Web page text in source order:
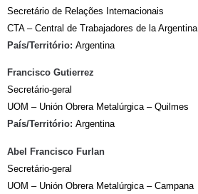
Secretário de Relações Internacionais
CTA – Central de Trabajadores de la Argentina
País/Território: Argentina
Francisco Gutierrez
Secretário-geral
UOM – Unión Obrera Metalúrgica – Quilmes
País/Território: Argentina
Abel Francisco Furlan
Secretário-geral
UOM – Unión Obrera Metalúrgica – Campana